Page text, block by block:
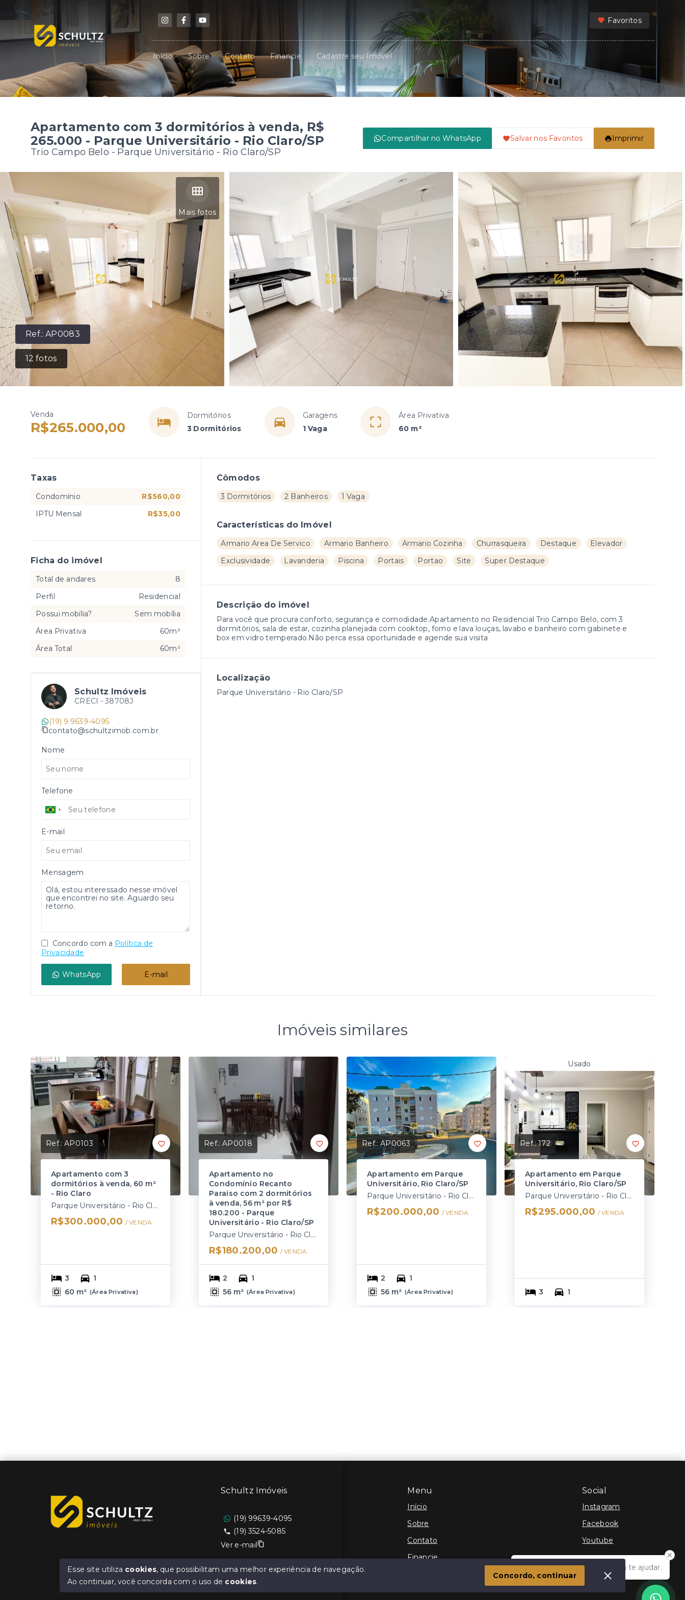
Favoritos
Início Sobre Contato Financie Cadastre seu Imóvel
Apartamento com 3 dormitórios à venda, R$
265.000 - Parque Universitário - Rio Claro/SP
Trio Campo Belo - Parque Universitário - Rio Claro/SP
Compartilhar no WhatsApp Salvar nos Favoritos Imprimir
Ref.:AP0083
12 fotos
Mais fotos
Venda
R$265.000,00
Dormitórios
3 Dormitórios
Garagens
1 Vaga
Área Privativa
60 m²
Cômodos
3 Dormitórios 2 Banheiros 1 Vaga
Características do Imóvel
Armario Area De Servico Armario Banheiro Armario Cozinha Churrasqueira Destaque
Elevador
Exclusividade
Lavanderia Piscina Portais Portao Site Super Destaque
Descrição do imóvel
Para você que procura conforto, segurança e comodidade.Apartamento no Residencial Trio Campo Belo, com 3
dormitórios, sala de estar, cozinha planejada com cooktop, forno e lava louças, lavabo e banheiro com gabinete e
box em vidro temperado.Não perca essa oportunidade e agende sua visita
Localização
Parque Universitário - Rio Claro/SP
Taxas
Condomínio
R$560,00
IPTU Mensal
R$35,00
Ficha do imóvel
Total de andares
8
Perfil
Residencial
Possui mobília?
Sem mobília
Área Privativa
60m²
Área Total
60m²
Schultz Imóveis
CRECI - 38708J
(19) 9 9639-4095
contato@schultzimob.com.br
Nome
Telefone
E-mail
Mensagem
Concordo com a Política de
Privacidade
WhatsApp E-mail
Imóveis similares
Ref.:AP0103
Apartamento com 3
dormitórios à venda, 60 m²
- Rio Claro
Parque Universitário - Rio Claro/SP
R$300.000,00 / VENDA
3
1
60 m² (Área Privativa)
Ref.:AP0018
Apartamento no
Condomínio Recanto
Paraiso com 2 dormitórios
à venda, 56 m² por R$
180.200 - Parque
Universitário - Rio Claro/SP
Parque Universitário - Rio Claro/SP
R$180.200,00 / VENDA
2
1
56 m² (Área Privativa)
Ref.:AP0063
Apartamento em Parque
Universitário, Rio Claro/SP
Parque Universitário - Rio Claro/SP
R$200.000,00 / VENDA
2
1
56 m² (Área Privativa)
Usado
Ref.:172
Apartamento em Parque
Universitário, Rio Claro/SP
Parque Universitário - Rio Claro/SP
R$295.000,00 / VENDA
3 1
Olá! Estamos disponíveis para te ajudar.
Menu
Início
Sobre
Contato
Financie
Social
Instagram
Facebook
Youtube
Schultz Imóveis
(19) 99639-4095
(19) 3524-5085
Ver e-mail
Esse site utiliza cookies, que possibilitam uma melhor experiência de navegação.
Ao continuar, você concorda com o uso de cookies.
Concordo, continuar